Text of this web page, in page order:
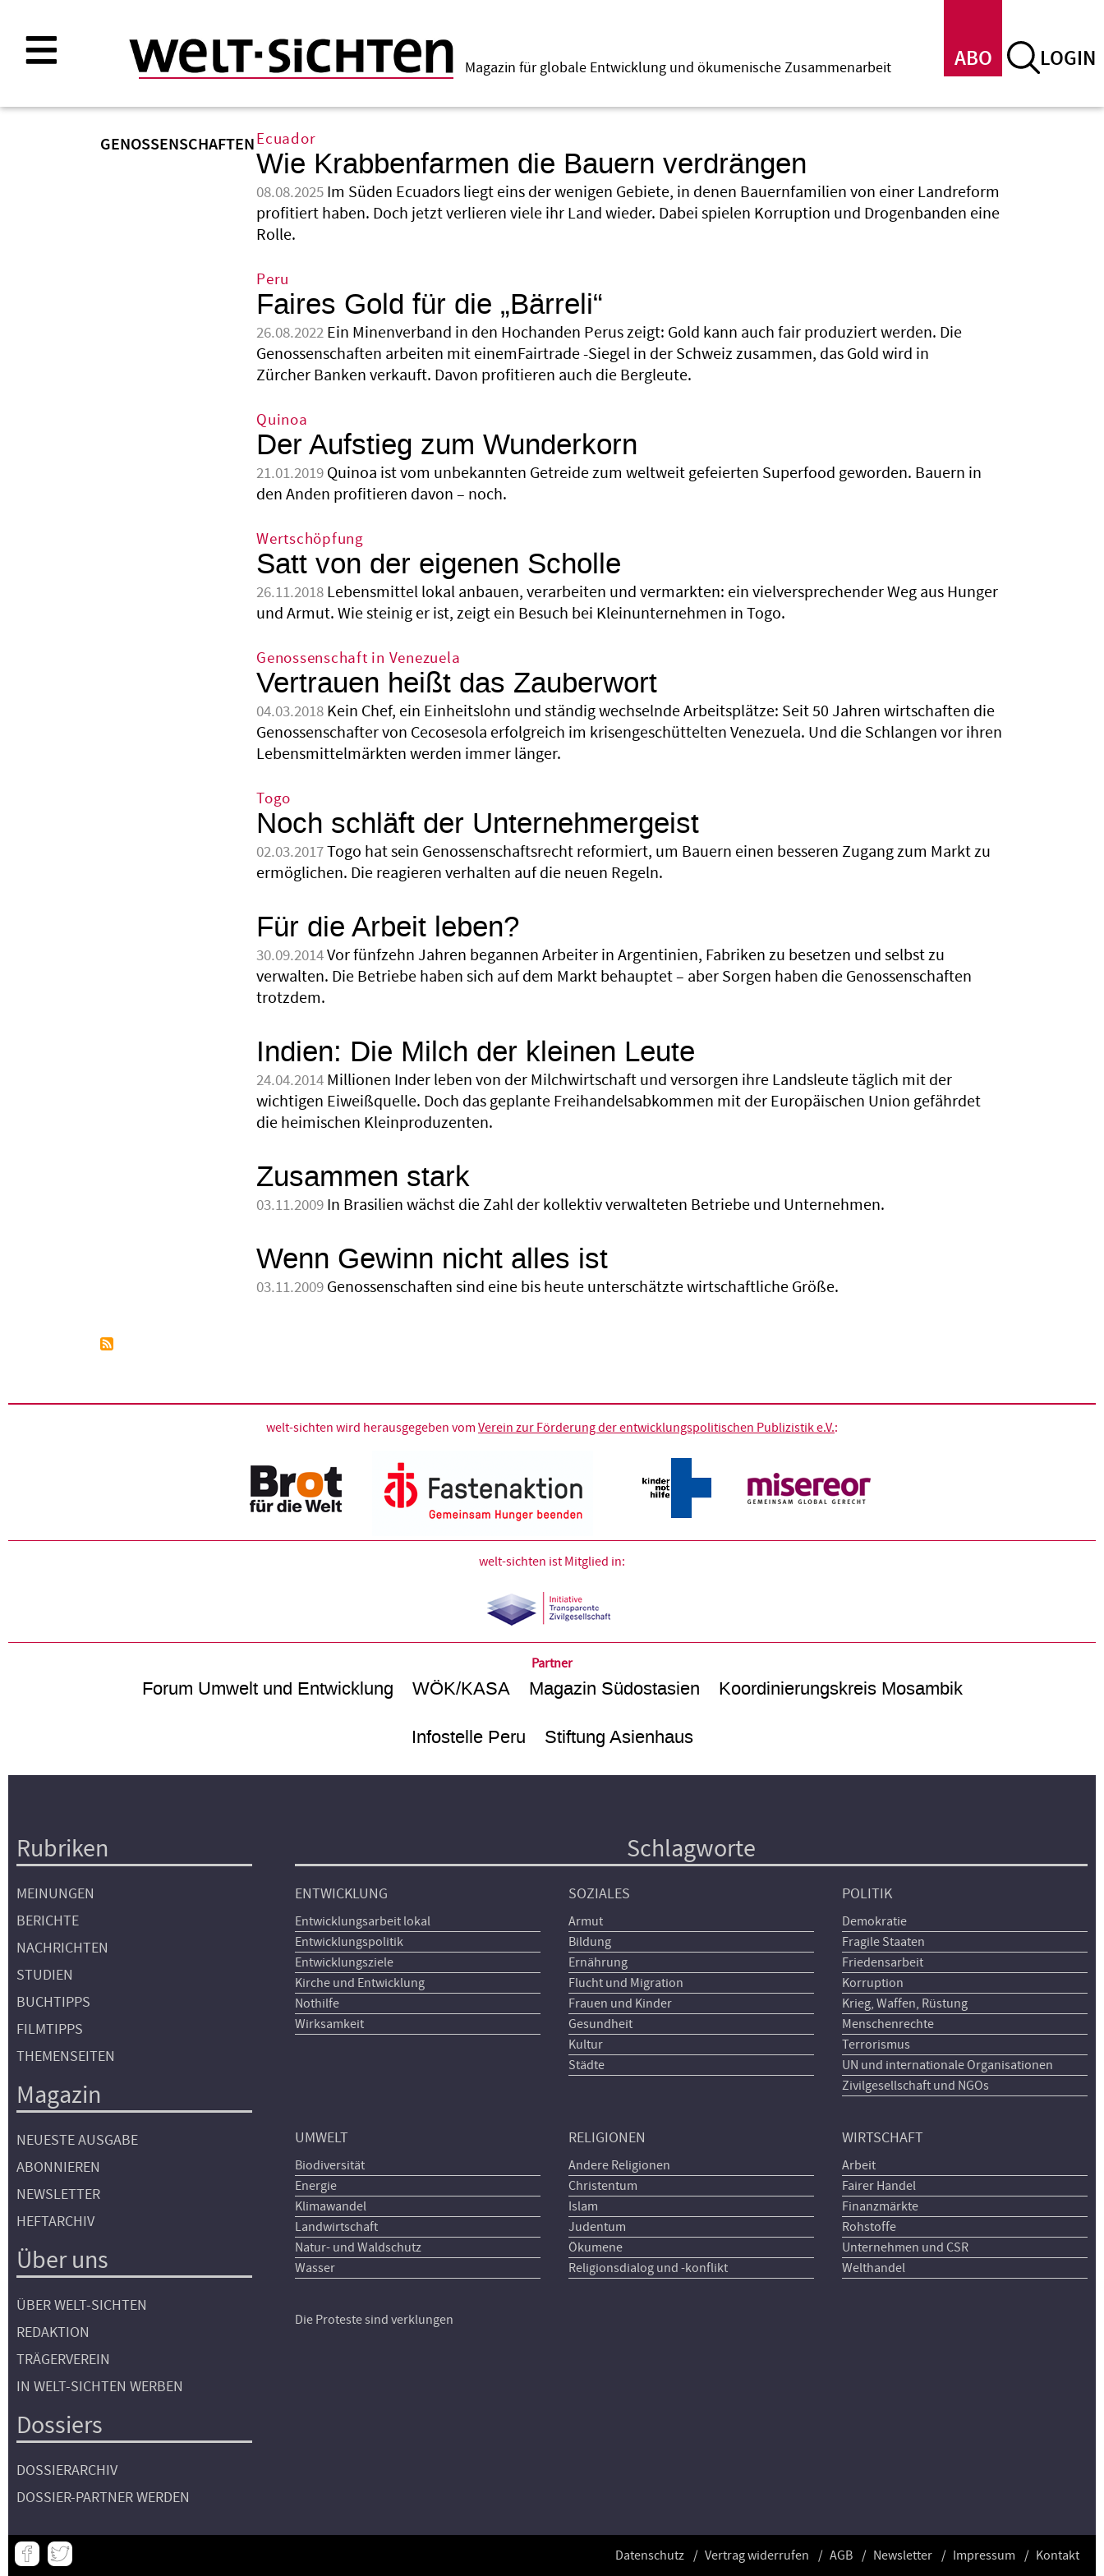
Inhalt
ABO LOGIN
Magazin für globale Entwicklung und ökumenische Zusammenarbeit
GENOSSENSCHAFTENEcuador
Wie Krabbenfarmen die Bauern verdrängen
08.08.2025 Im Süden Ecuadors liegt eins der wenigen Gebiete, in denen Bauernfamilien von einer Landreform
profitiert haben. Doch jetzt verlieren viele ihr Land wieder. Dabei spielen Korruption und Drogenbanden eine
Rolle.
Peru
Faires Gold für die „Bärreli“
26.08.2022 Ein Minenverband in den Hochanden Perus zeigt: Gold kann auch fair produziert werden. Die
Genossenschaften arbeiten mit einemFairtrade -Siegel in der Schweiz zusammen, das Gold wird in
Zürcher Banken verkauft. Davon profitieren auch die Bergleute.
Quinoa
Der Aufstieg zum Wunderkorn
21.01.2019 Quinoa ist vom unbekannten Getreide zum weltweit gefeierten Superfood geworden. Bauern in
den Anden profitieren davon – noch.
Wertschöpfung
Satt von der eigenen Scholle
26.11.2018 Lebensmittel lokal anbauen, verarbeiten und vermarkten: ein vielversprechender Weg aus Hunger
und Armut. Wie steinig er ist, zeigt ein Besuch bei Kleinunternehmen in Togo.
Genossenschaft in Venezuela
Vertrauen heißt das Zauberwort
04.03.2018 Kein Chef, ein Einheitslohn und ständig wechselnde Arbeitsplätze: Seit 50 Jahren wirtschaften die
Genossenschafter von Cecosesola erfolgreich im krisengeschüttelten Venezuela. Und die Schlangen vor ihren
Lebensmittelmärkten werden immer länger.
Togo
Noch schläft der Unternehmergeist
02.03.2017Togo hat sein Genossenschaftsrecht reformiert, um Bauern einen besseren Zugang zum Markt zu
ermöglichen. Die reagieren verhalten auf die neuen Regeln.
Für die Arbeit leben?
30.09.2014Vor fünfzehn Jahren begannen Arbeiter in Argentinien, Fabriken zu besetzen und selbst zu
verwalten. Die Betriebe haben sich auf dem Markt behauptet – aber Sorgen haben die Genossenschaften
trotzdem.
Indien: Die Milch der kleinen Leute
24.04.2014 Millionen Inder leben von der Milchwirtschaft und versorgen ihre Landsleute täglich mit der
wichtigen Eiweißquelle. Doch das geplante Freihandelsabkommen mit der Europäischen Union gefährdet
die heimischen Kleinproduzenten.
Zusammen stark
03.11.2009 In Brasilien wächst die Zahl der kollektiv verwalteten Betriebe und Unternehmen.
Wenn Gewinn nicht alles ist
03.11.2009 Genossenschaften sind eine bis heute unterschätzte wirtschaftliche Größe.
welt-sichten wird herausgegeben vom Verein zur Förderung der entwicklungspolitischen Publizistik e.V.:
welt-sichten ist Mitglied in:
Partner
Forum Umwelt und Entwicklung WÖK/KASA Magazin Südostasien Koordinierungskreis Mosambik
Infostelle Peru Stiftung Asienhaus
Hauptnavigation
Rubriken
MEINUNGEN
BERICHTE
NACHRICHTEN
STUDIEN
BUCHTIPPS
FILMTIPPS
THEMENSEITEN
Magazin
NEUESTE AUSGABE
ABONNIEREN
NEWSLETTER
HEFTARCHIV
Über uns
ÜBER WELT-SICHTEN
REDAKTION
TRÄGERVEREIN
IN WELT-SICHTEN WERBEN
Dossiers
DOSSIERARCHIV
DOSSIER-PARTNER WERDEN
Schlagworte
ENTWICKLUNG
Entwicklungsarbeit lokal
Entwicklungspolitik
Entwicklungsziele
Kirche und Entwicklung
Nothilfe
Wirksamkeit
SOZIALES
Armut
Bildung
Ernährung
Flucht und Migration
Frauen und Kinder
Gesundheit
Kultur
Städte
POLITIK
Demokratie
Fragile Staaten
Friedensarbeit
Korruption
Krieg, Waffen, Rüstung
Menschenrechte
Terrorismus
UN und internationale Organisationen
Zivilgesellschaft und NGOs
UMWELT
Biodiversität
Energie
Klimawandel
Landwirtschaft
Natur- und Waldschutz
Wasser
RELIGIONEN
Andere Religionen
Christentum
Islam
Judentum
Ökumene
Religionsdialog und -konflikt
WIRTSCHAFT
Arbeit
Fairer Handel
Finanzmärkte
Rohstoffe
Unternehmen und CSR
Welthandel
Die Proteste sind verklungen
Meta Kontakt
Impressum
Newsletter
AGB
Vertrag widerrufen
Datenschutz